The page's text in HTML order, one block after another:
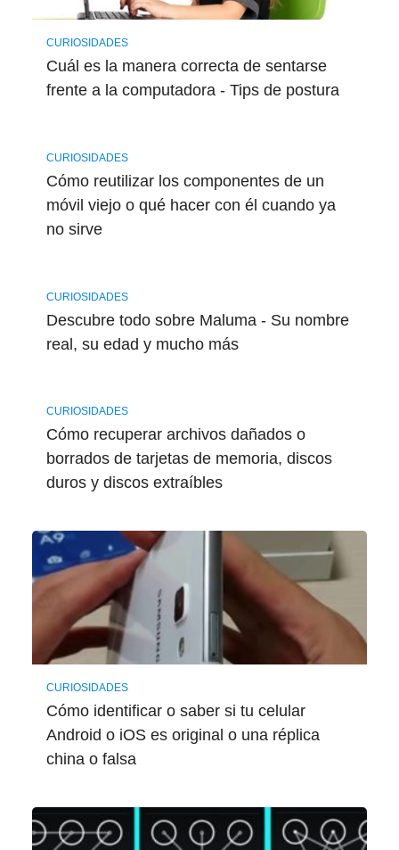
CURIOSIDADES
Cuál es la manera correcta de sentarse
frente a la computadora - Tips de postura
CURIOSIDADES
Cómo reutilizar los componentes de un
móvil viejo o qué hacer con él cuando ya
no sirve
CURIOSIDADES
Descubre todo sobre Maluma - Su nombre
real, su edad y mucho más
CURIOSIDADES
Cómo recuperar archivos dañados o
borrados de tarjetas de memoria, discos
duros y discos extraíbles
CURIOSIDADES
Cómo identificar o saber si tu celular
Android o iOS es original o una réplica
china o falsa